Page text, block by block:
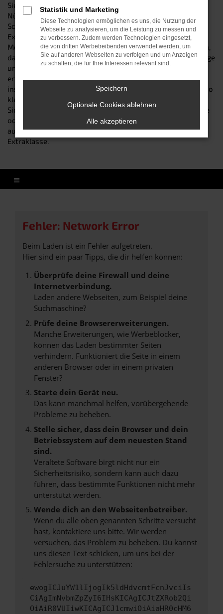
Sie suchen nach einem Seat Tarraco Gebrauchtwagen in
Nürnberg? Dann sind Sie genau richtig im Autohaus
Schneider: Wir sind seit über 30 Jahren Ihr zuverlässiger
Experte beim Autokauf – und kennen die Vorzüge des
Modells seit vielen Generationen. Unsere Kfz-Profis wissen,
dass der gute Name des Herstellers für besonders langlebige
und zuverlässige Fahrzeuge bürgt. Dennoch prüft unser
erfahrener Werkstattservice jeden angekauften Wagen bis
ins kleinste Detail und beseitigt im Bedarfsfall jeden noch so
kleinen Verschleiß – damit Sie in jedem Fall auf Nummer
Sicher gehen. Besuchen Sie uns an einem unserer Standorte
oder online und sichern Sie sich einen perfekt
ausgestatteten Seat Tarraco Gebrauchtwagen der
Extraklasse.
Fehler: Network Error
Beim Laden ist ein Fehler aufgetreten.
Hier sind ein paar Tipps, die dir helfen können:
Überprüfe deine Firewall und deine
Internetverbindung.
Laden andere Webseiten, zum Beispiel deine
Suchmaschine?
Prüfe deine Browsererweiterungen.
Manche Erweiterungen, wie Werbeblocker,
können das Laden bestimmter Seiten
verhindern. Funktioniert die Seite in einem
anderen Browser oder in einem privaten
Fenster?
Starte dein Gerät neu.
Das kann manchmal helfen, vorübergehende
Probleme zu beheben.
Stelle sicher, dass dein Browser und dein
Betriebssystem auf dem neuesten Stand
sind.
Veraltete Software birgt nicht nur ein
Sicherheitsrisiko, sondern kann auch dazu
führen, dass bestimmte Funktionen nicht mehr
unterstützt werden.
Wende dich an den Webseitenbetreiber.
Wenn du alle oben genannten Schritte versucht
hast, kontaktiere uns bitte. Wir werden
versuchen, das Problem zu beheben. Du kannst
uns diesen Text schicken, um uns bei der
Fehlersuche zu unterstützen:
ewogICJuYW1lIjogIk5ldHdvcmtFcnJvciIs
CiAgImNvbmZpZyI6IHsKICAgICJtZXRob2Qi
OiAiR0VUIiwKICAgICJ1cmwiOiAiaHR0cHM6
Statistik und Marketing
Diese Technologien ermöglichen es uns, die Nutzung der
Webseite zu analysieren, um die Leistung zu messen und
zu verbessern. Zudem werden Technologien eingesetzt,
die von dritten Werbetreibenden verwendet werden, um
Sie auf anderen Webseiten zu verfolgen und um Anzeigen
zu schalten, die für Ihre Interessen relevant sind.
Speichern
Optionale Cookies ablehnen
Alle akzeptieren